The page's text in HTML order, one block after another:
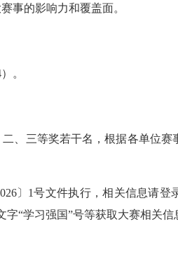
事的影响力和覆盖面。
。
三等奖若干名，根据各单位赛
1号文件执行，相关信息请登
字“学习强国”号等获取大赛相关信